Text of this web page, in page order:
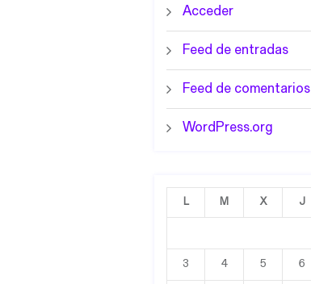
Acceder
Feed de entradas
Feed de comentarios
WordPress.org
L M X J
3 4 5 6